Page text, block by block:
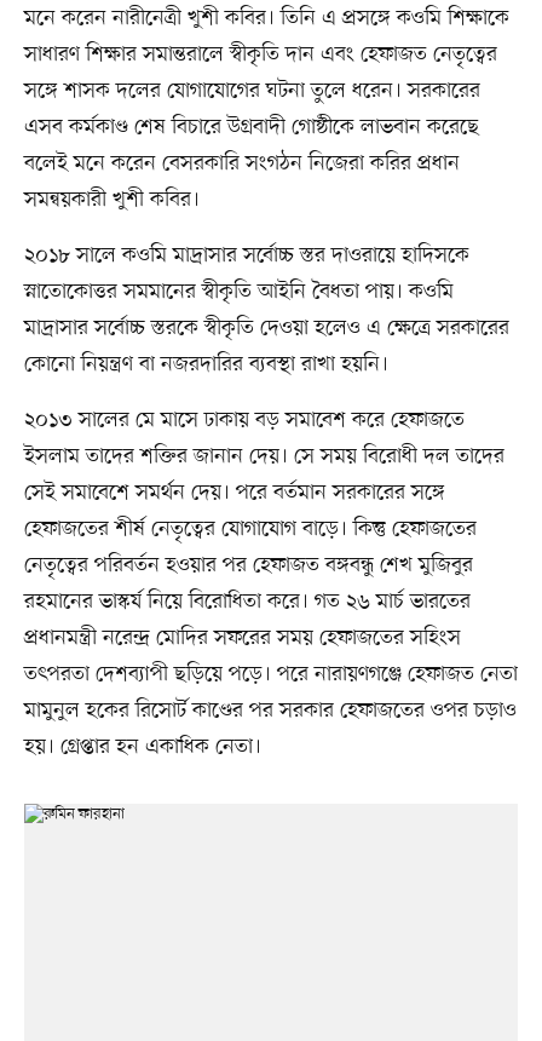
মনে করেন নারীনেত্রী খুশী কবির। তিনি এ প্রসঙ্গে কওমি শিক্ষাকে
সাধারণ শিক্ষার সমান্তরালে স্বীকৃতি দান এবং হেফাজত নেতৃত্বের
সঙ্গে শাসক দলের যোগাযোগের ঘটনা তুলে ধরেন। সরকারের
এসব কর্মকাণ্ড শেষ বিচারে উগ্রবাদী গোষ্ঠীকে লাভবান করেছে
বলেই মনে করেন বেসরকারি সংগঠন নিজেরা করির প্রধান
সমন্বয়কারী খুশী কবির।
২০১৮ সালে কওমি মাদ্রাসার সর্বোচ্চ স্তর দাওরায়ে হাদিসকে
স্নাতোকোত্তর সমমানের স্বীকৃতি আইনি বৈধতা পায়। কওমি
মাদ্রাসার সর্বোচ্চ স্তরকে স্বীকৃতি দেওয়া হলেও এ ক্ষেত্রে সরকারের
কোনো নিয়ন্ত্রণ বা নজরদারির ব্যবস্থা রাখা হয়নি।
২০১৩ সালের মে মাসে ঢাকায় বড় সমাবেশ করে হেফাজতে
ইসলাম তাদের শক্তির জানান দেয়। সে সময় বিরোধী দল তাদের
সেই সমাবেশে সমর্থন দেয়। পরে বর্তমান সরকারের সঙ্গে
হেফাজতের শীর্ষ নেতৃত্বের যোগাযোগ বাড়ে। কিন্তু হেফাজতের
নেতৃত্বের পরিবর্তন হওয়ার পর হেফাজত বঙ্গবন্ধু শেখ মুজিবুর
রহমানের ভাস্কর্য নিয়ে বিরোধিতা করে। গত ২৬ মার্চ ভারতের
প্রধানমন্ত্রী নরেন্দ্র মোদির সফরের সময় হেফাজতের সহিংস
তৎপরতা দেশব্যাপী ছড়িয়ে পড়ে। পরে নারায়ণগঞ্জে হেফাজত নেতা
মামুনুল হকের রিসোর্ট কাণ্ডের পর সরকার হেফাজতের ওপর চড়াও
হয়। গ্রেপ্তার হন একাধিক নেতা।